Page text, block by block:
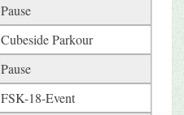
Pause
Cubeside Parkour
Pause
FSK-18-Event